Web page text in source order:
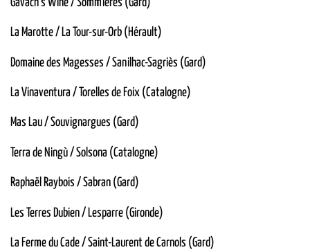
Gavach’s Wine / Sommières (Gard)
La Marotte / La Tour-sur-Orb (Hérault)
Domaine des Magesses / Sanilhac-Sagriès (Gard)
La Vinaventura / Torelles de Foix (Catalogne)
Mas Lau / Souvignargues (Gard)
Terra de Ningù / Solsona (Catalogne)
Raphaël Raybois / Sabran (Gard)
Les Terres Dubien / Lesparre (Gironde)
La Ferme du Cade / Saint-Laurent de Carnols (Gard)